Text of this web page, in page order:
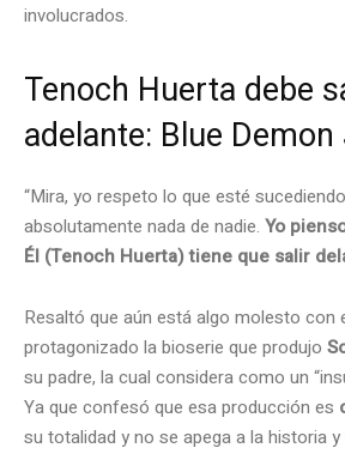
involucrados.
Tenoch Huerta debe
adelante: Blue Demon
“Mira, yo respeto lo que esté
absolutamente nada de nadie. Yo
Él (Tenoch Huerta) tiene que salir
Resaltó que aún está algo molesto con
protagonizado la bioserie que produjo
su padre, la cual considera como un
Ya que confesó que esa producción es
su totalidad y no se apega a la historia